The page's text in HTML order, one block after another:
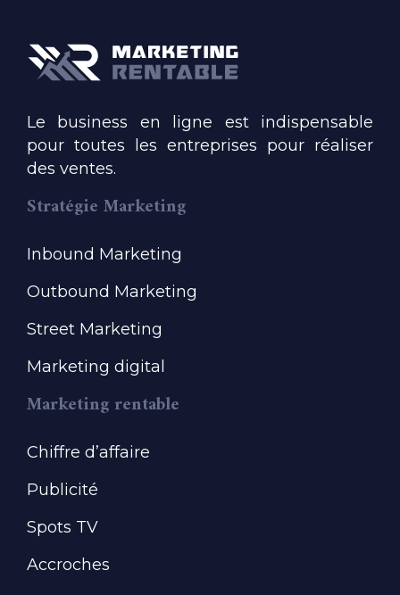
Le business en ligne est indispensable
pour toutes les entreprises pour réaliser
des ventes.
Stratégie Marketing
Inbound Marketing
Outbound Marketing
Street Marketing
Marketing digital
Marketing rentable
Chiffre d’affaire
Publicité
Spots TV
Accroches